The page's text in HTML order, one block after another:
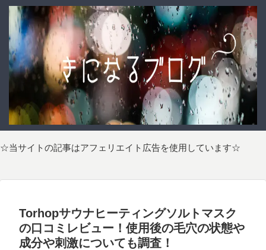
☆当サイトの記事はアフェリエイト広告を使用しています☆
Torhopサウナヒーティングソルトマスク
の口コミレビュー！使用後の毛穴の状態や
成分や刺激についても調査！